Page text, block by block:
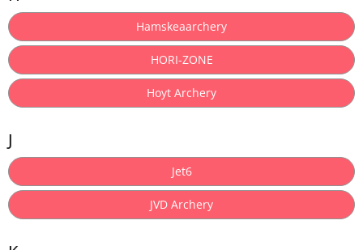
Hamskeaarchery
HORI-ZONE
Hoyt Archery
J
Jet6
JVD Archery